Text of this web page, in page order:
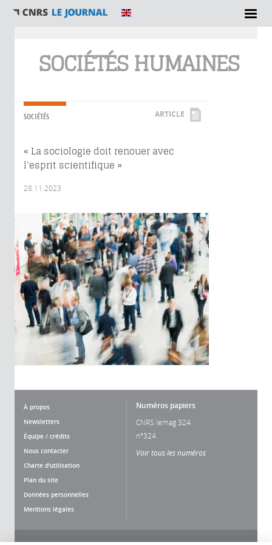
SOCIÉTÉS HUMAINES
SOCIÉTÉS ARTICLE
« La sociologie doit renouer avec
l’esprit scientifique »
28.11.2023
À propos
Newsletters
Équipe / crédits
Nous contacter
Charte d'utilisation
Plan du site
Données personnelles
Mentions légales
Numéros papiers
CNRS lemag 324
n°324
Voir tous les numéros